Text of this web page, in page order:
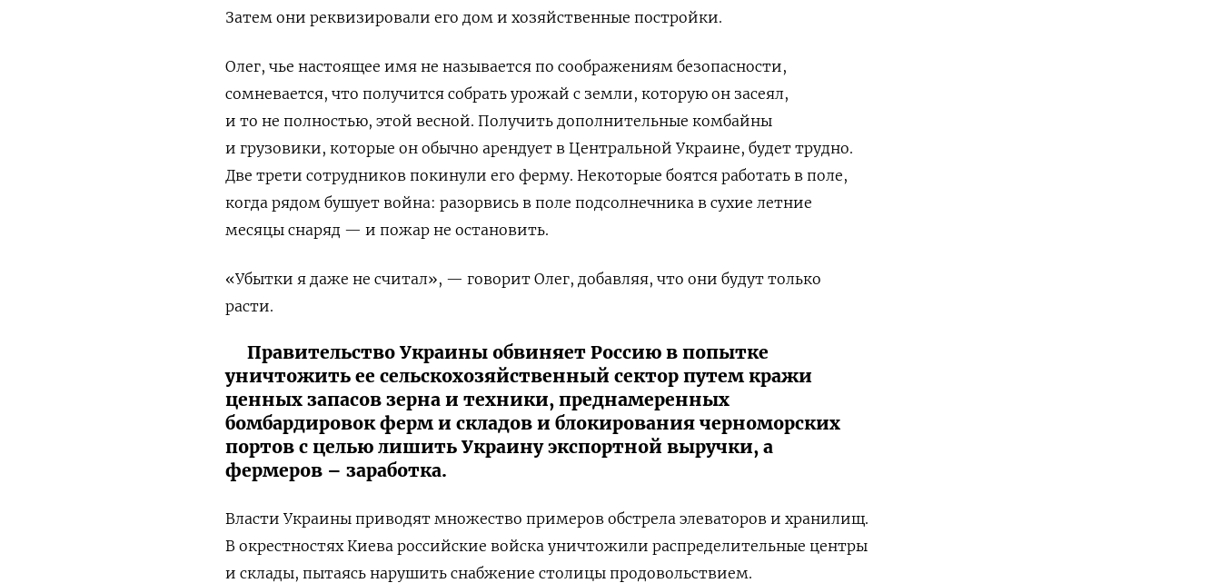
Затем они реквизировали его дом и хозяйственные постройки.
Олег, чье настоящее имя не называется по соображениям безопасности,
сомневается, что получится собрать урожай с земли, которую он засеял,
и то не полностью, этой весной. Получить дополнительные комбайны
и грузовики, которые он обычно арендует в Центральной Украине, будет трудно.
Две трети сотрудников покинули его ферму. Некоторые боятся работать в поле,
когда рядом бушует война: разорвись в поле подсолнечника в сухие летние
месяцы снаряд — и пожар не остановить.
«Убытки я даже не считал», — говорит Олег, добавляя, что они будут только
расти.
Правительство Украины обвиняет Россию в попытке
уничтожить ее сельскохозяйственный сектор путем кражи
ценных запасов зерна и техники, преднамеренных
бомбардировок ферм и складов и блокирования черноморских
портов с целью лишить Украину экспортной выручки, а
фермеров – заработка.
Власти Украины приводят множество примеров обстрела элеваторов и хранилищ.
В окрестностях Киева российские войска уничтожили распределительные центры
и склады, пытаясь нарушить снабжение столицы продовольствием.